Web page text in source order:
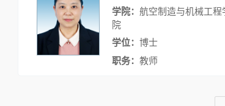
学院： 航空制造与机械工程
院
学位： 博士
职务： 教师